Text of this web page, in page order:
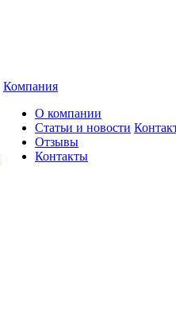
Компания
О компании
Статьи и новости
Отзывы
Контакты